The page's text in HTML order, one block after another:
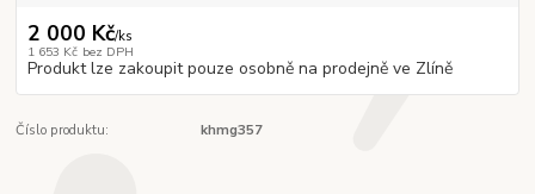
2 000 Kč/ks
1 653 Kč bez DPH
Produkt lze zakoupit pouze osobně na prodejně ve Zlíně
Číslo produktu: khmg357